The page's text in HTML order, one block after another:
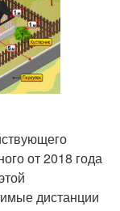
от 2018 года
дистанции